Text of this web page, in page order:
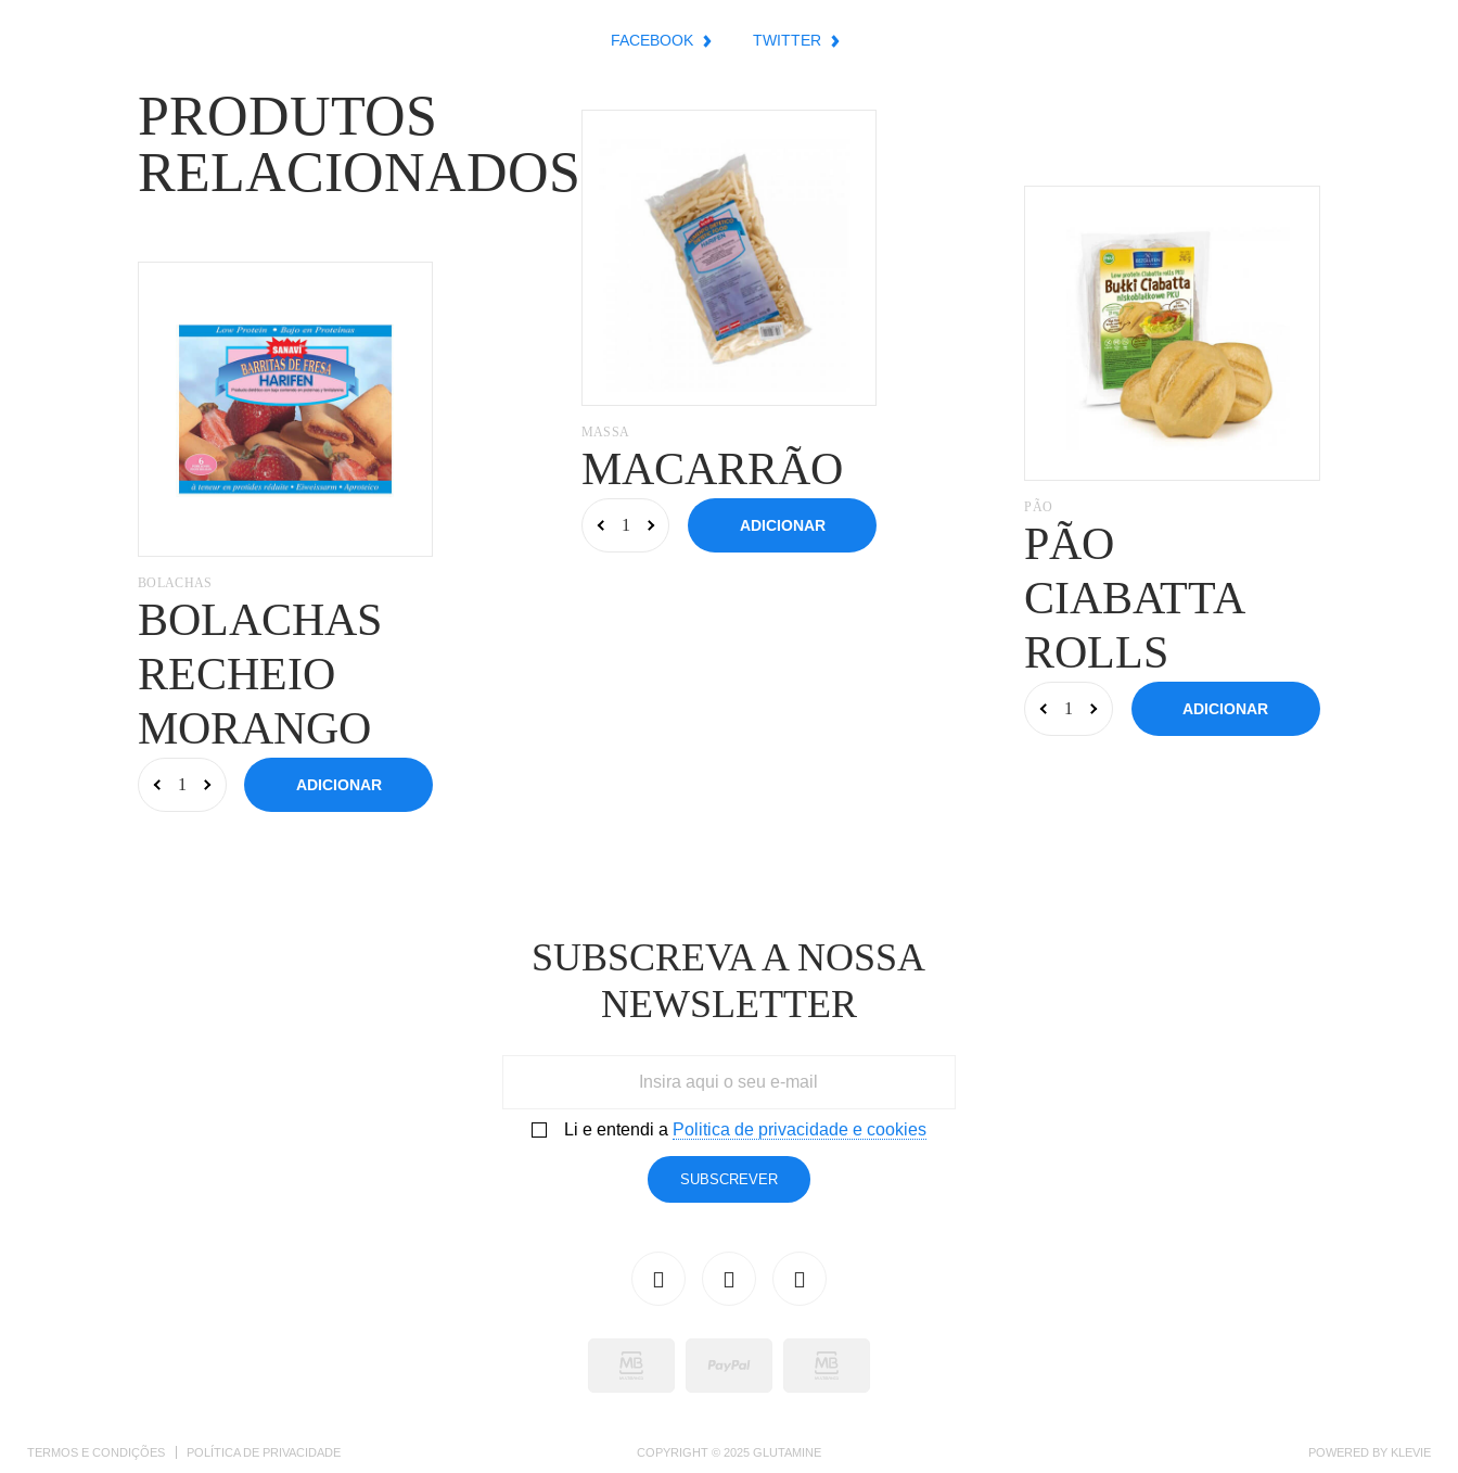
FACEBOOK TWITTER
PRODUTOS
RELACIONADOS
BOLACHAS
BOLACHAS
RECHEIO
MORANGO
ADICIONAR
MASSA
MACARRÃO
ADICIONAR
PÃO
PÃO
CIABATTA
ROLLS
ADICIONAR
SUBSCREVA A NOSSA
NEWSLETTER
Li e entendi a Politica de privacidade e cookies
SUBSCREVER
TERMOS E CONDIÇÕES POLÍTICA DE PRIVACIDADE COPYRIGHT © 2025 GLUTAMINE POWERED BY KLEVIE